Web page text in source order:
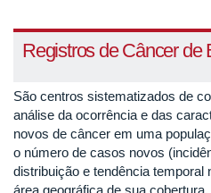
Registros de Câncer de
São centros sistematizados de
análise da ocorrência e das
novos de câncer em uma
o número de casos novos
distribuição e tendência temporal
área geográfica de sua